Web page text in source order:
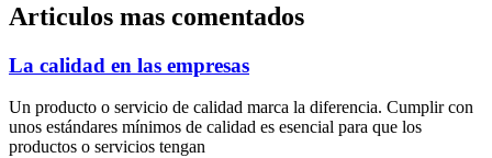
Articulos mas comentados
La calidad en las empresas
Un producto o servicio de calidad marca la diferencia. Cumplir con
unos estándares mínimos de calidad es esencial para que los
productos o servicios tengan